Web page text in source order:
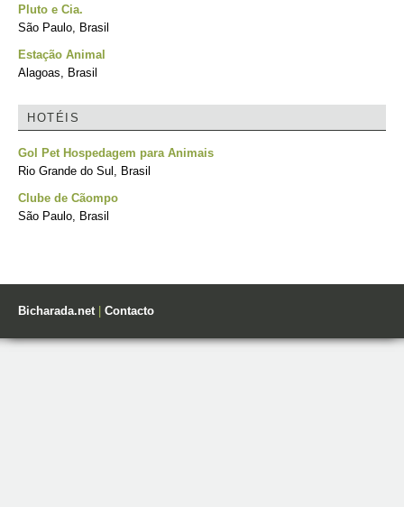
Pluto e Cia.
São Paulo, Brasil
Estação Animal
Alagoas, Brasil
HOTÉIS
Gol Pet Hospedagem para Animais
Rio Grande do Sul, Brasil
Clube de Cãompo
São Paulo, Brasil
Bicharada.net| Contacto